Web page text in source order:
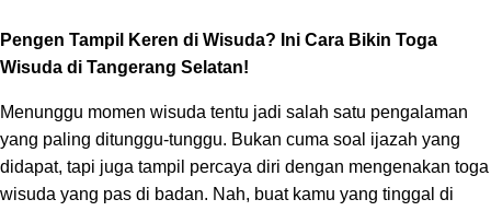
Pengen Tampil Keren di Wisuda? Ini Cara Bikin Toga
Wisuda di Tangerang Selatan!
Menunggu momen wisuda tentu jadi salah satu pengalaman
yang paling ditunggu-tunggu. Bukan cuma soal ijazah yang
didapat, tapi juga tampil percaya diri dengan mengenakan toga
wisuda yang pas di badan. Nah, buat kamu yang tinggal di